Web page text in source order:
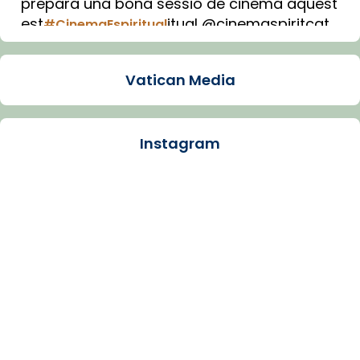
est#CinemaEspiritualitual @cinemaspiritcat
Imatge: Generada amb IA (OpenAI)
Arquebisbat de Barcelona
Vatican Media
Instagram